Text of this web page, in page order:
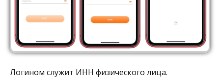
Логином служит ИНН физического лица.